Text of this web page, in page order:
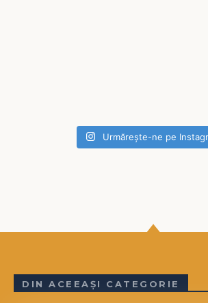
Urmărește-ne pe
DIN ACEEAȘI CATEGORIE